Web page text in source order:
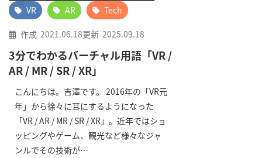
VR AR Tech
作成 2021.06.18更新 2025.09.18
3分でわかるバーチャル用語「VR /
AR / MR / SR / XR」
こんにちは。吉澤です。 2016年の「VR元
年」から徐々に耳にするようになった
「VR / AR / MR / SR / XR」。近年ではショ
ッピングやゲーム、観光など様々なジャ
ンルでその技術が…